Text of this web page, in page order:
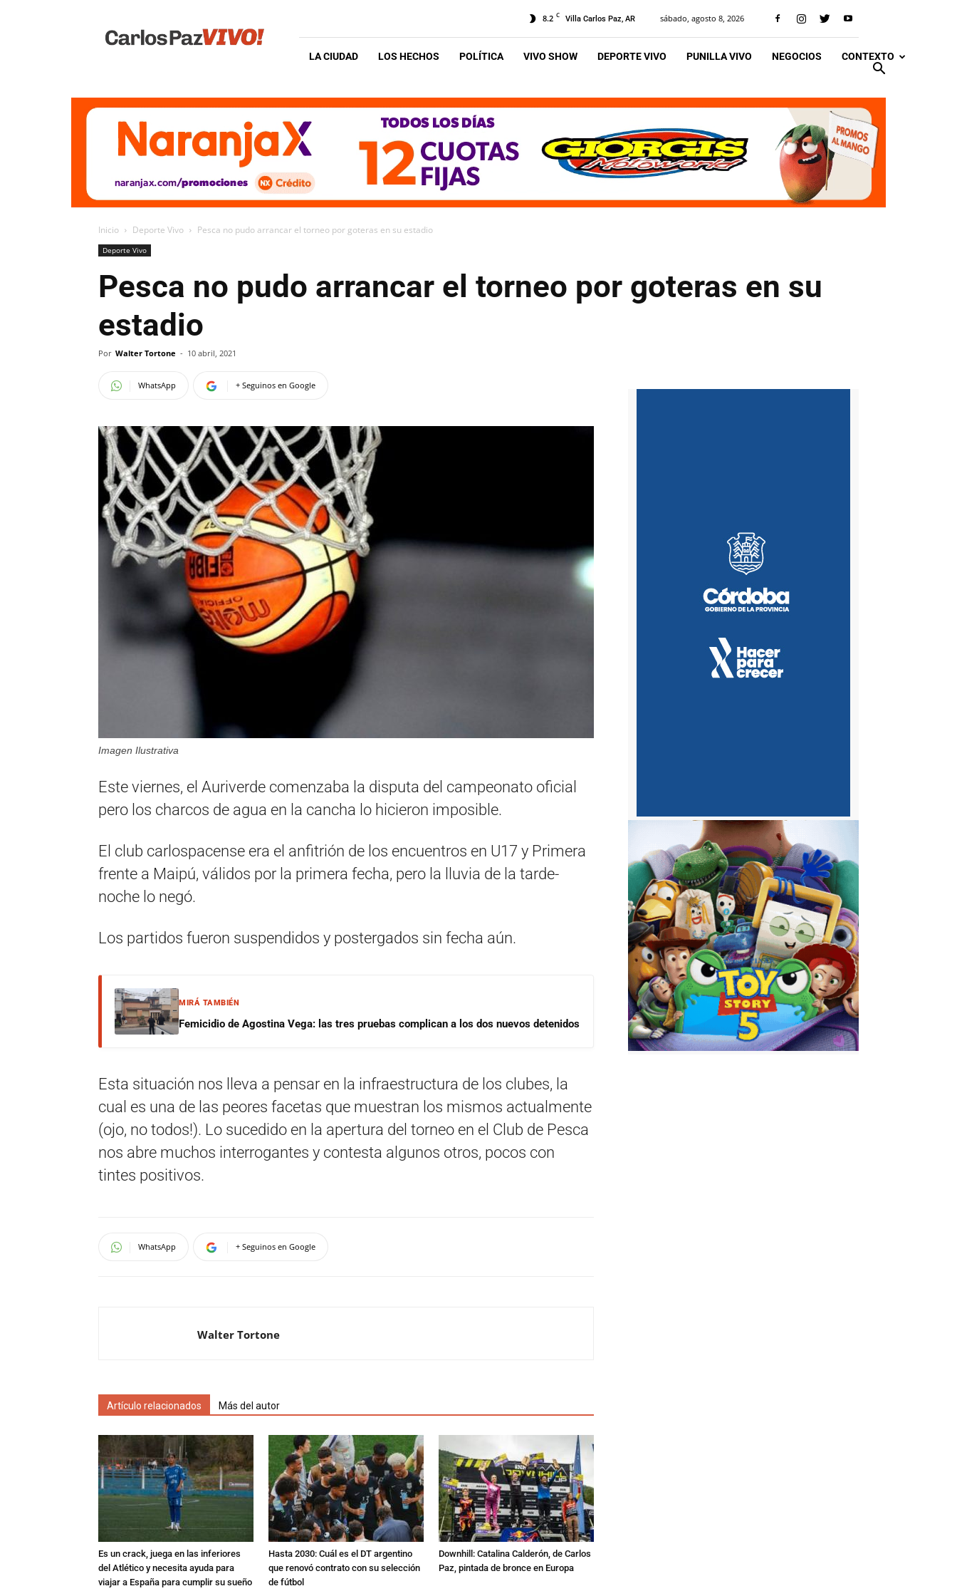
Vivo
8.2 C Villa Carlos Paz, AR sábado, agosto 8, 2026
LA CIUDAD LOS HECHOS POLÍTICA VIVO SHOW DEPORTE VIVO PUNILLA VIVO NEGOCIOS CONTEXTO
Inicio Deporte Vivo Pesca no pudo arrancar el torneo por goteras en su estadio
Deporte Vivo
Pesca no pudo arrancar el torneo por goteras en su
estadio
Por Walter Tortone - 10 abril, 2021
WhatsApp + Seguinos en Google
Imagen Ilustrativa
Este viernes, el Auriverde comenzaba la disputa del campeonato oficial
pero los charcos de agua en la cancha lo hicieron imposible.
El club carlospacense era el anfitrión de los encuentros en U17 y Primera
frente a Maipú, válidos por la primera fecha, pero la lluvia de la tarde-
noche lo negó.
Los partidos fueron suspendidos y postergados sin fecha aún.
MIRÁ TAMBIÉN
Femicidio de Agostina Vega: las tres pruebas complican a los dos nuevos detenidos
Esta situación nos lleva a pensar en la infraestructura de los clubes, la
cual es una de las peores facetas que muestran los mismos actualmente
(ojo, no todos!). Lo sucedido en la apertura del torneo en el Club de Pesca
nos abre muchos interrogantes y contesta algunos otros, pocos con
tintes positivos.
WhatsApp + Seguinos en Google
Walter Tortone
Artículo relacionados Más del autor
Es un crack, juega en las inferiores
del Atlético y necesita ayuda para
viajar a España para cumplir su sueño
Hasta 2030: Cuál es el DT argentino
que renovó contrato con su selección
de fútbol
Downhill: Catalina Calderón, de Carlos
Paz, pintada de bronce en Europa